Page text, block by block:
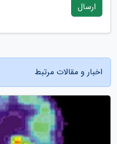
ارسال
اخبار و مقالات مرتبط